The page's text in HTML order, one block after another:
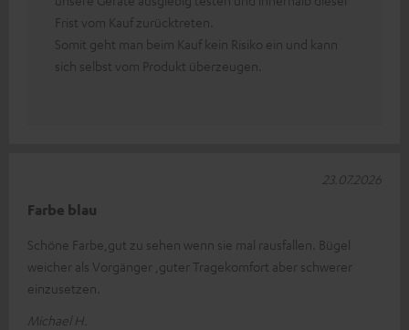
Frist vom Kauf zurücktreten.
Somit geht man beim Kauf kein Risiko ein und kann
sich selbst vom Produkt überzeugen.
Farbe blau
Schöne Farbe,gut zu sehen wenn sie mal rausfallen. Bügel
weicher als Vorgänger ,guter Tragekomfort aber schwerer
einzusetzen.
Michael H.
23.07.2026